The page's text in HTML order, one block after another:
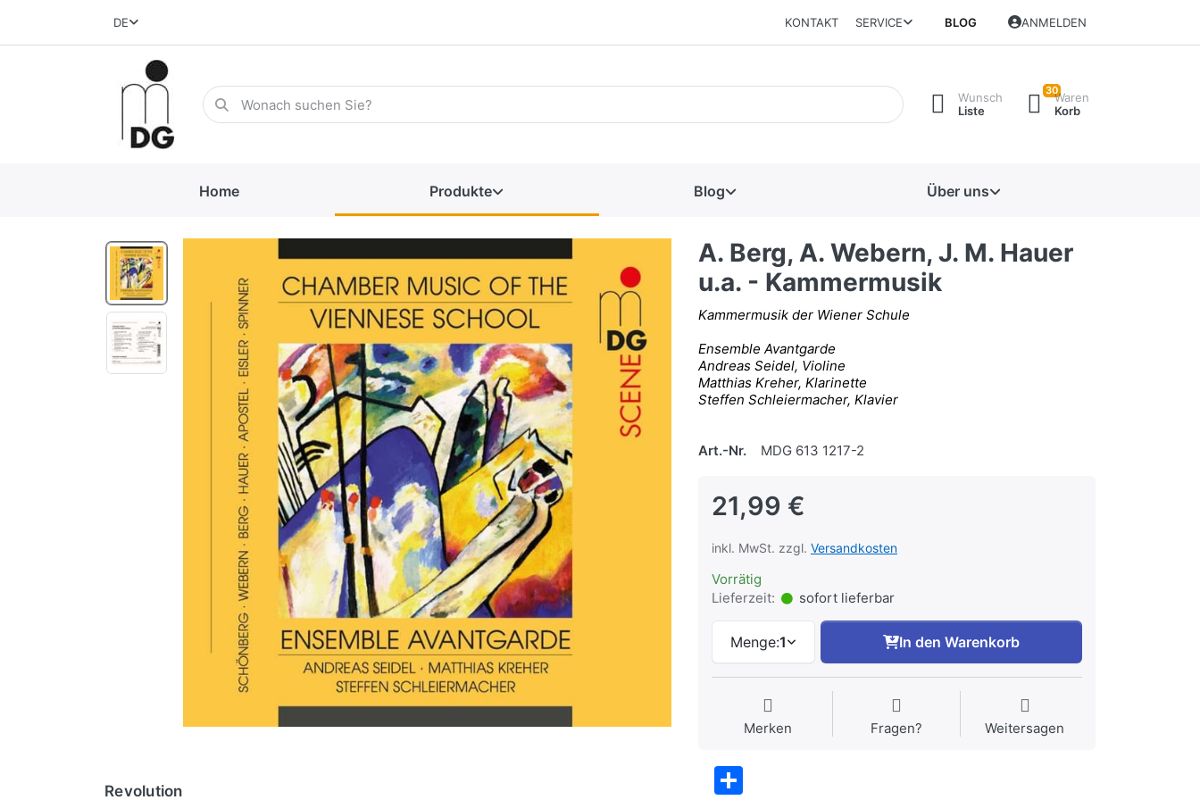
DE KONTAKT SERVICE BLOG ANMELDEN
Wunsch
Liste
30Waren
Korb
Home Produkte Blog Über uns
A. Berg, A. Webern, J. M. Hauer
u.a. - Kammermusik
Kammermusik der Wiener Schule
Ensemble Avantgarde
Andreas Seidel, Violine
Matthias Kreher, Klarinette
Steffen Schleiermacher, Klavier
Art.-Nr. MDG 613 1217-2
21,99 €
inkl. MwSt. zzgl. Versandkosten
Vorrätig
Lieferzeit:
sofort lieferbar
Menge:1 In den Warenkorb
Merken Fragen? Weitersagen
Revolution